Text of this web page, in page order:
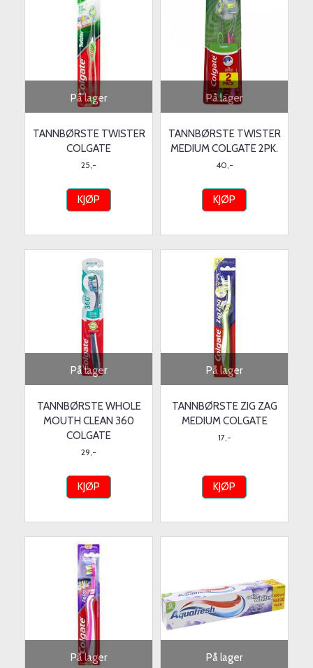
På lager
TANNBØRSTE TWISTER
COLGATE
25,-
KJØP
På lager
TANNBØRSTE TWISTER
MEDIUM COLGATE 2PK.
40,-
KJØP
På lager
TANNBØRSTE WHOLE
MOUTH CLEAN 360
COLGATE
29,-
KJØP
På lager
TANNBØRSTE ZIG ZAG
MEDIUM COLGATE
17,-
KJØP
På lager På lager